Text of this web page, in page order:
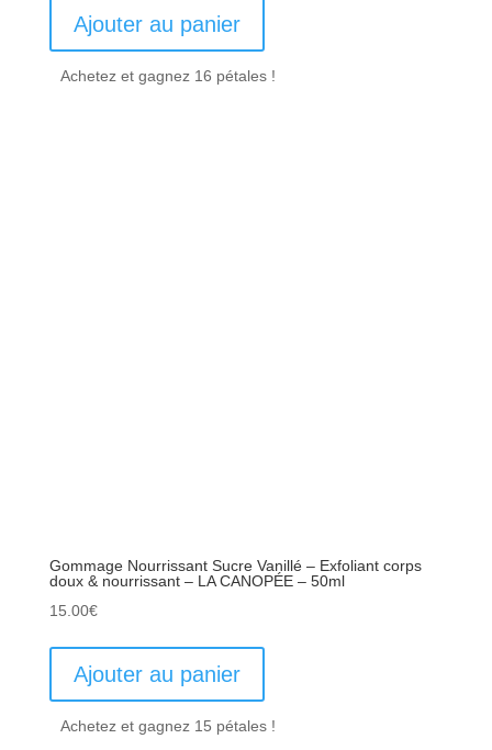
Ajouter au panier
Achetez et gagnez 16 pétales !
Gommage Nourrissant Sucre Vanillé – Exfoliant corps
doux & nourrissant – LA CANOPÉE – 50ml
15.00€
Ajouter au panier
Achetez et gagnez 15 pétales !